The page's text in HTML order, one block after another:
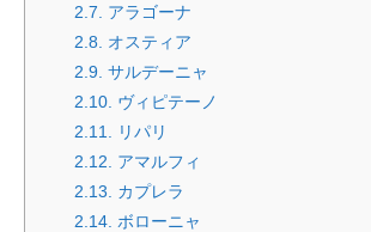
2.7.
アラゴーナ
2.8.
オスティア
2.9. サルデーニャ
2.10. ヴィピテーノ
2.11.
リパリ
2.12.
アマルフィ
2.13.
カプレラ
2.14. ボローニャ